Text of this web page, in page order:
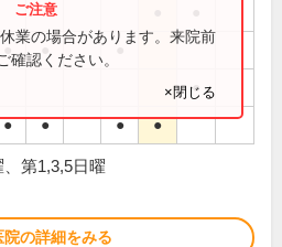
● ● ●
●
● ● ● ●
業の場合があります。来院前
確認ください。
×閉じる
第1,3,5日曜
院の詳細をみる